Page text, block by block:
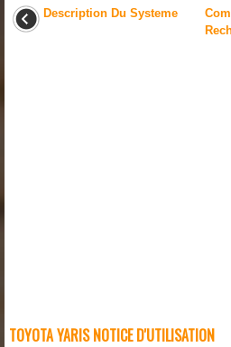
Description Du Systeme
TOYOTA YARIS NOTICE D'UTILISATION